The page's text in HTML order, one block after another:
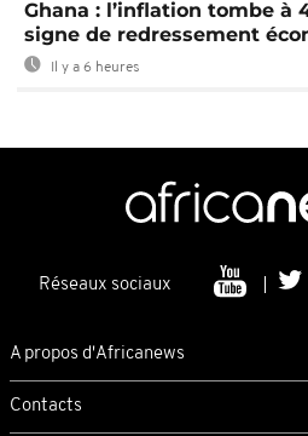
Ghana : l’inflation tombe à
signe de redressement
Il y a 6 heures
Réseaux sociaux
A propos d'Africanews
Contacts